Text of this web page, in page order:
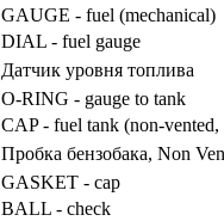
GAUGE - fuel (mechanical)
DIAL - fuel gauge
Датчик уровня топлива
O-RING - gauge to tank
CAP - fuel tank (non-vented,
Пробка бензобака, Non
GASKET - cap
BALL - check